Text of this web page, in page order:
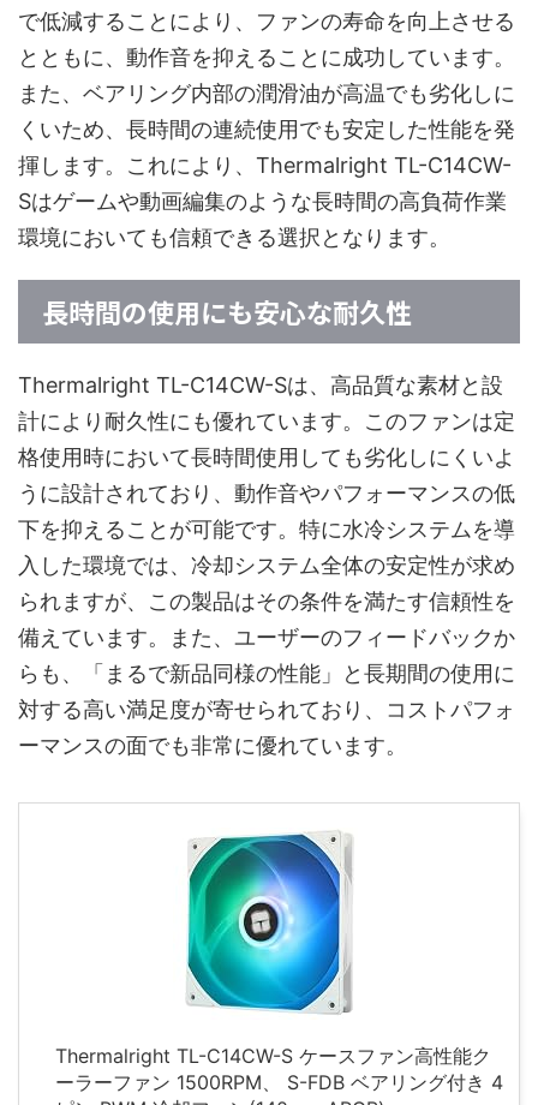
で低減することにより、ファンの寿命を向上させる
とともに、動作音を抑えることに成功しています。
また、ベアリング内部の潤滑油が高温でも劣化しに
くいため、長時間の連続使用でも安定した性能を発
揮します。これにより、Thermalright TL-C14CW-
Sはゲームや動画編集のような長時間の高負荷作業
環境においても信頼できる選択となります。
長時間の使用にも安心な耐久性
Thermalright TL-C14CW-Sは、高品質な素材と設
計により耐久性にも優れています。このファンは定
格使用時において長時間使用しても劣化しにくいよ
うに設計されており、動作音やパフォーマンスの低
下を抑えることが可能です。特に水冷システムを導
入した環境では、冷却システム全体の安定性が求め
られますが、この製品はその条件を満たす信頼性を
備えています。また、ユーザーのフィードバックか
らも、「まるで新品同様の性能」と長期間の使用に
対する高い満足度が寄せられており、コストパフォ
ーマンスの面でも非常に優れています。
Thermalright TL-C14CW-S ケースファン高性能ク
ーラーファン 1500RPM、 S-FDB ベアリング付き 4